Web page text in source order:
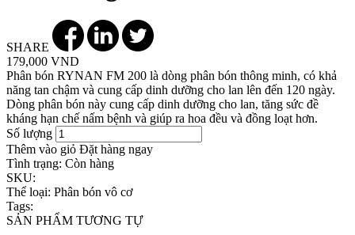
SHARE
179,000 VND
Phân bón RYNAN FM 200 là dòng phân bón thông minh, có khả
năng tan chậm và cung cấp dinh dưỡng cho lan lên đến 120 ngày.
Dòng phân bón này cung cấp dinh dưỡng cho lan, tăng sức đề
kháng hạn chế nấm bệnh và giúp ra hoa đều và đồng loạt hơn.
Số lượng
Thêm vào giỏ Đặt hàng ngay
Tình trạng: Còn hàng
SKU:
Thể loại: Phân bón vô cơ
Tags:
SẢN PHẨM TƯƠNG TỰ